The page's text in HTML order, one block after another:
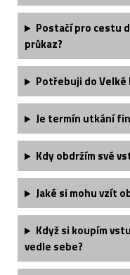
Postačí pro cestu
průkaz?
Potřebuji do Velké
Je termín utkání
Kdy obdržím své
Jaké si mohu vzít
Když si koupím
vedle sebe?